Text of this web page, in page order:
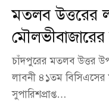
মতলব উত্তরের
চাঁদপুরের মতলব উত্তর
লাবনী ৪১তম বিসিএসের
সুপারিশপ্রাপ্ত…